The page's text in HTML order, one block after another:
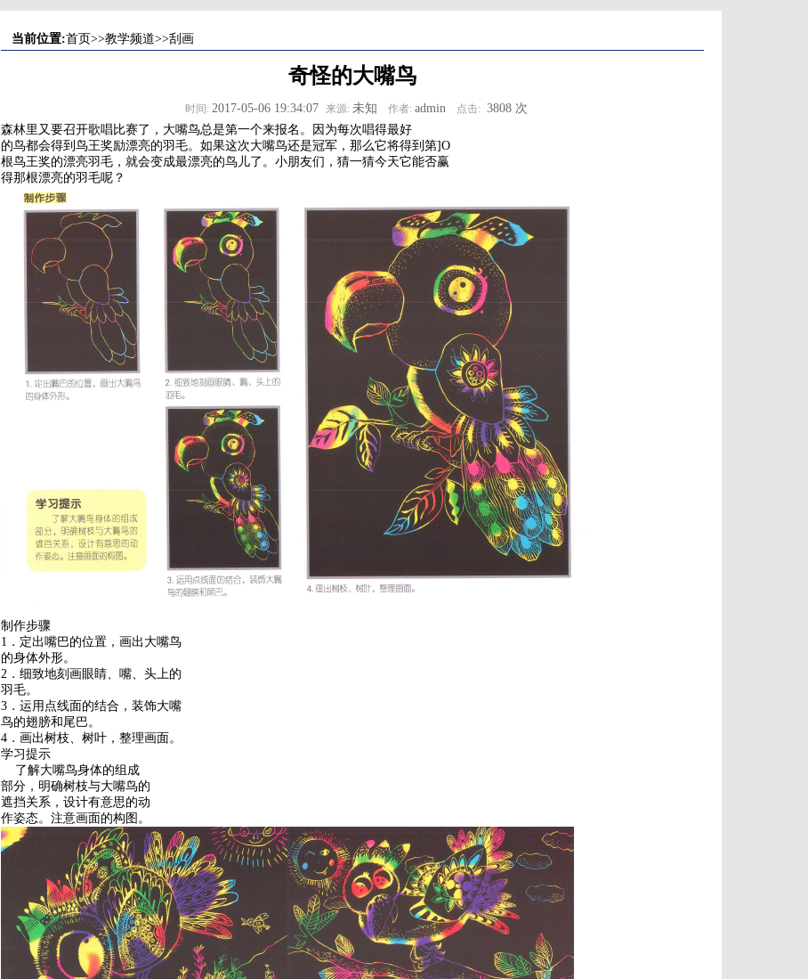
当前位置:首页>>教学频道>>刮画
奇怪的大嘴鸟
时间: 2017-05-06 19:34:07 来源: 未知 作者: admin 点击: 3808 次
森林里又要召开歌唱比赛了，大嘴鸟总是第一个来报名。因为每次唱得最好
的鸟都会得到鸟王奖励漂亮的羽毛。如果这次大嘴鸟还是冠军，那么它将得到第]O
根鸟王奖的漂亮羽毛，就会变成最漂亮的鸟儿了。小朋友们，猜一猜今天它能否赢
得那根漂亮的羽毛呢？
制作步骤
1．定出嘴巴的位置，画出大嘴鸟
的身体外形。
2．细致地刻画眼睛、嘴、头上的
羽毛。
3．运用点线面的结合，装饰大嘴
鸟的翅膀和尾巴。
4．画出树枝、树叶，整理画面。
学习提示
了解大嘴鸟身体的组成
部分，明确树枝与大嘴鸟的
遮挡关系，设计有意思的动
作姿态。注意画面的构图。